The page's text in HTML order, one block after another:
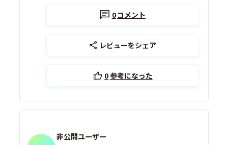
0コメント
レビューをシェア
0参考になった
非公開ユーザー